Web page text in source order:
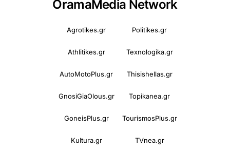
OramaMedia Network
Agrotikes.gr Politikes.gr
Athlitikes.gr Texnologika.gr
AutoMotoPlus.gr Thisishellas.gr
GnosiGiaOlous.gr Topikanea.gr
GoneisPlus.gr TourismosPlus.gr
Kultura.gr TVnea.gr